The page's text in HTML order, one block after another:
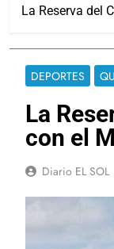
La Reserva del
DEPORTES
La
con el
Diario EL SOL